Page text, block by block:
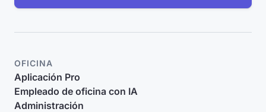
OFICINA
Aplicación Pro
Empleado de oficina con IA
Administración